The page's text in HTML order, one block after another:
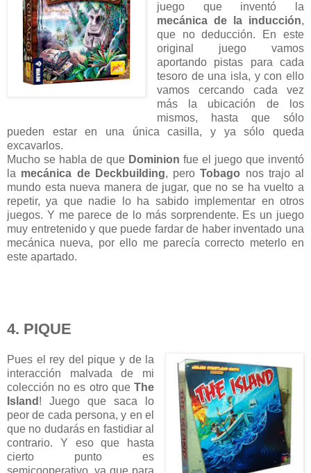
juego que inventó la
mecánica de la inducción,
que no deducción. En este
original juego vamos
aportando pistas para cada
tesoro de una isla, y con ello
vamos cercando cada vez
más la ubicación de los
mismos, hasta que sólo
pueden estar en una única casilla, y ya sólo queda
excavarlos.
Mucho se habla de que Dominion fue el juego que inventó
la mecánica de Deckbuilding, peroTobago nos trajo al
mundo esta nueva manera de jugar, que no se ha vuelto a
repetir, ya que nadie lo ha sabido implementar en otros
juegos. Y me parece de lo más sorprendente. Es un juego
muy entretenido y que puede fardar de haber inventado una
mecánica nueva, por ello me parecía correcto meterlo en
este apartado.
4. PIQUE
Pues el rey del pique y de la
interacción malvada de mi
colección no es otro queThe
Island ! Juego que saca lo
peor de cada persona, y en el
que no dudarás en fastidiar al
contrario. Y eso que hasta
cierto punto es